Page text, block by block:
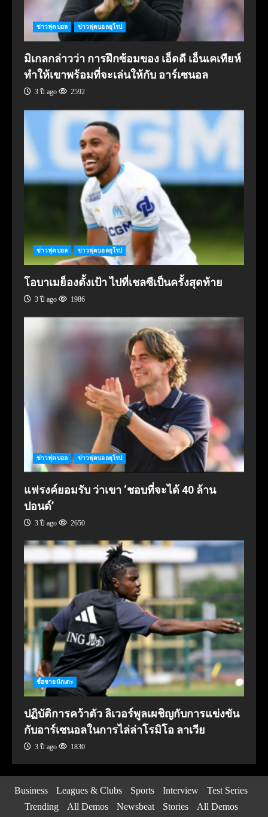
ข่าวฟุตบอล ข่าวฟุตบอลยุโรป
มิเกลกล่าวว่า การฝึกซ้อมของ เอ็ดดี เอ็นเคเทียห์
ทำให้เขาพร้อมที่จะเล่นให้กับ อาร์เซนอล
3 ปี ago 2592
ข่าวฟุตบอล ข่าวฟุตบอลยุโรป
โอบาเมย็องตั้งเป้า ไปที่เชลซีเป็นครั้งสุดท้าย
3 ปี ago 1986
ข่าวฟุตบอล ข่าวฟุตบอลยุโรป
แฟรงค์ยอมรับ ว่าเขา ‘ชอบที่จะได้ 40 ล้าน
ปอนด์’
3 ปี ago 2650
ซื้อขายนักเตะ
ปฏิบัติการคว้าตัว ลิเวอร์พูลเผชิญกับการแข่งขัน
กับอาร์เซนอลในการไล่ล่าโรมิโอ ลาเวีย
3 ปี ago 1830
Business Leagues & Clubs Sports Interview
Test Series
Trending
All Demos Newsbeat Stories
All Demos